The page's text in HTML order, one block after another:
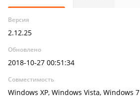
Версия
2.12.25
Обновлено
2018-10-27 00:51:34
Совместимость
Windows XP, Windows Vista, Windows 7